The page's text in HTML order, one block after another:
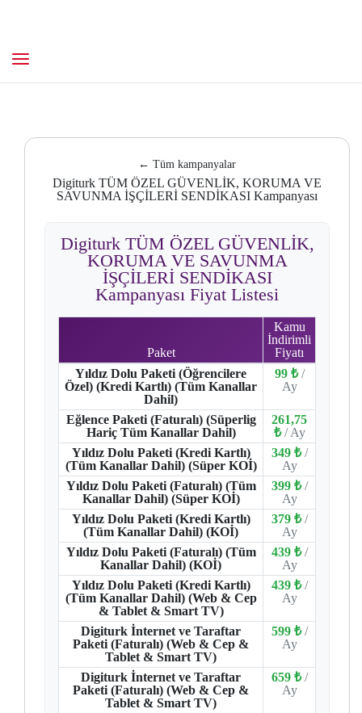
← Tüm kampanyalar
Digiturk TÜM ÖZEL GÜVENLİK, KORUMA VE
SAVUNMA İŞÇİLERİ SENDİKASI Kampanyası
Digiturk TÜM ÖZEL GÜVENLİK,
KORUMA VE SAVUNMA
İŞÇİLERİ SENDİKASI
Kampanyası Fiyat Listesi
Paket
Kamu
İndirimli
Fiyatı
Yıldız Dolu Paketi (Öğrencilere
Özel) (Kredi Kartlı) (Tüm Kanallar
Dahil)
99 ₺ /
Ay
Eğlence Paketi (Faturalı) (Süperlig
Hariç Tüm Kanallar Dahil)
261,75
₺ / Ay
Yıldız Dolu Paketi (Kredi Kartlı)
(Tüm Kanallar Dahil) (Süper KOİ)
349 ₺ /
Ay
Yıldız Dolu Paketi (Faturalı) (Tüm
Kanallar Dahil) (Süper KOİ)
399 ₺ /
Ay
Yıldız Dolu Paketi (Kredi Kartlı)
(Tüm Kanallar Dahil) (KOİ)
379 ₺ /
Ay
Yıldız Dolu Paketi (Faturalı) (Tüm
Kanallar Dahil) (KOİ)
439 ₺ /
Ay
Yıldız Dolu Paketi (Kredi Kartlı)
(Tüm Kanallar Dahil) (Web & Cep
& Tablet & Smart TV)
439 ₺ /
Ay
Digiturk İnternet ve Taraftar
Paketi (Faturalı) (Web & Cep &
Tablet & Smart TV)
599 ₺ /
Ay
Digiturk İnternet ve Taraftar
Paketi (Faturalı) (Web & Cep &
Tablet & Smart TV)
659 ₺ /
Ay